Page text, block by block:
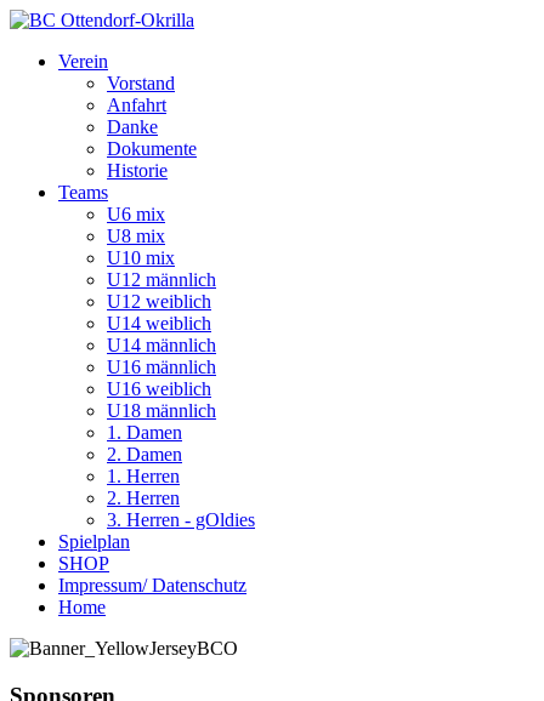
Verein
Vorstand
Anfahrt
Danke
Dokumente
Historie
Teams
U6 mix
U8 mix
U10 mix
U12 männlich
U12 weiblich
U14 weiblich
U14 männlich
U16 männlich
U16 weiblich
U18 männlich
1. Damen
2. Damen
1. Herren
2. Herren
3. Herren - gOldies
Spielplan
SHOP
Impressum/ Datenschutz
Home
Sponsoren